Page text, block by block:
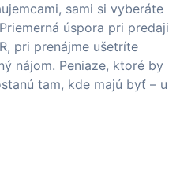
sami si vyberáte
úspora pri predaji
pri prenájme ušetríte
nájom. Peniaze, ktoré by
tam, kde majú byť – u